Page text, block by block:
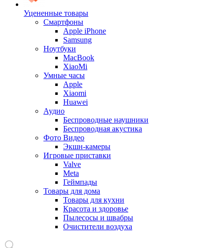
Уцененные товары
Cмартфоны
Apple iPhone
Samsung
Ноутбуки
MacBook
XiaoMi
Умные часы
Apple
Xiaomi
Huawei
Аудио
Беспроводные наушники
Беспроводная акустика
Фото Видео
Экшн-камеры
Игровые приставки
Valve
Meta
Геймпады
Товары для дома
Товары для кухни
Красота и здоровье
Пылесосы и швабры
Очистители воздуха